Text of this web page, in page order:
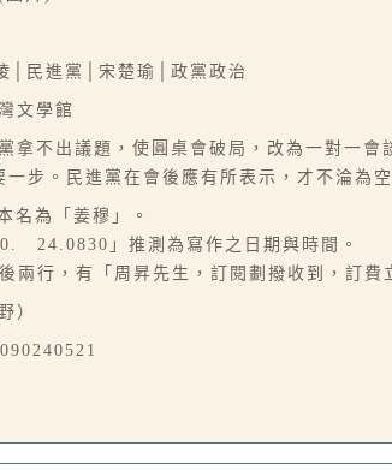
│民進黨│宋楚瑜│政黨政治
文學館
拿不出議題，使圓桌會破局，改為一對一
一步。民進黨在會後應有所表示，才不淪為
名為「姜穆」。
24.0830」推測為寫作之日期與時間。
兩行，有「周昇先生，訂閱劃撥收到，訂
）